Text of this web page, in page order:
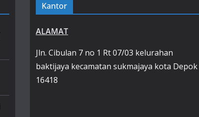
Kantor
ALAMAT
Jln. Cibulan 7 no 1 Rt 07/03 kelurahan
baktijaya kecamatan sukmajaya kota Depok
16418